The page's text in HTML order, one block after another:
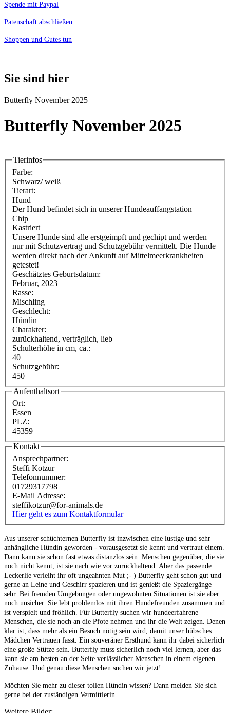
Spende mit Paypal
Patenschaft abschließen
Shoppen und Gutes tun
Sie sind hier
Butterfly November 2025
Butterfly November 2025
Tierinfos
Farbe:
Schwarz/ weiß
Tierart:
Hund
Der Hund befindet sich in unserer Hundeauffangstation
Chip
Kastriert
Unsere Hunde sind alle erstgeimpft und gechipt und werden
nur mit Schutzvertrag und Schutzgebühr vermittelt. Die Hunde
werden direkt nach der Ankunft auf Mittelmeerkrankheiten
getestet!
Geschätztes Geburtsdatum:
Februar, 2023
Rasse:
Mischling
Geschlecht:
Hündin
Charakter:
zurückhaltend, verträglich, lieb
Schulterhöhe in cm, ca.:
40
Schutzgebühr:
450
Aufenthaltsort
Ort:
Essen
PLZ:
45359
Kontakt
Ansprechpartner:
Steffi Kotzur
Telefonnummer:
01729317798
E-Mail Adresse:
steffikotzur@for-animals.de
Hier geht es zum Kontaktformular
Aus unserer schüchternen Butterfly ist inzwischen eine lustige und sehr
anhängliche Hündin geworden - vorausgesetzt sie kennt und vertraut einem.
Dann kann sie schon fast etwas distanzlos sein. Menschen gegenüber, die sie
noch nicht kennt, ist sie nach wie vor zurückhaltend. Aber das passende
Leckerlie verleiht ihr oft ungeahnten Mut ;- ) Butterfly geht schon gut und
gerne an Leine und Geschirr spazieren und ist genießt die Spaziergänge
sehr. Bei fremden Umgebungen oder ungewohnten Situationen ist sie aber
noch unsicher. Sie lebt problemlos mit ihren Hundefreunden zusammen und
ist verspielt und fröhlich. Für Butterfly suchen wir hundeerfahrene
Menschen, die sie noch an die Pfote nehmen und ihr die Welt zeigen. Denen
klar ist, dass mehr als ein Besuch nötig sein wird, damit unser hübsches
Mädchen Vertrauen fasst. Ein souveräner Ersthund kann ihr dabei sicherlich
eine große Stütze sein. Butterfly muss sicherlich noch viel lernen, aber das
kann sie am besten an der Seite verlässlicher Menschen in einem eigenen
Zuhause. Und genau diese Menschen suchen wir jetzt!
Möchten Sie mehr zu dieser tollen Hündin wissen? Dann melden Sie sich
gerne bei der zuständigen Vermittlerin.